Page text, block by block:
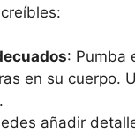
: Pumba
en su cuerpo.
añadir